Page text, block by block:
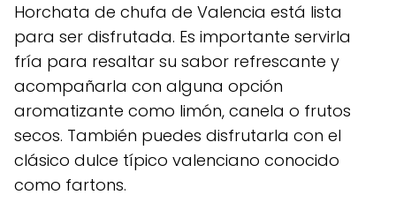
Horchata de chufa de Valencia está lista
para ser disfrutada. Es importante servirla
fría para resaltar su sabor refrescante y
acompañarla con alguna opción
aromatizante como limón, canela o frutos
secos. También puedes disfrutarla con el
clásico dulce típico valenciano conocido
como fartons.